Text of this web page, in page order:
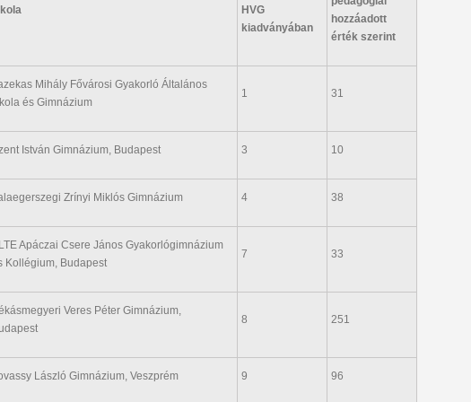
HVG
kiadványá­ban
hozzáadott
érték szerint
Mihály Fővárosi Gyakorló Általános
és Gimnázium
1 31
István Gimnázium, Budapest 3 10
Zrínyi Miklós Gimnázium 4 38
Apáczai Csere János Gyakorlógimnázium
Kollégium, Budapest
7 33
Veres Péter Gimnázium,
8 251
László Gimnázium, Veszprém 9 96